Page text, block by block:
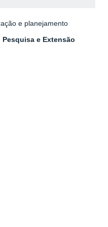
e planejamento
e Extensão